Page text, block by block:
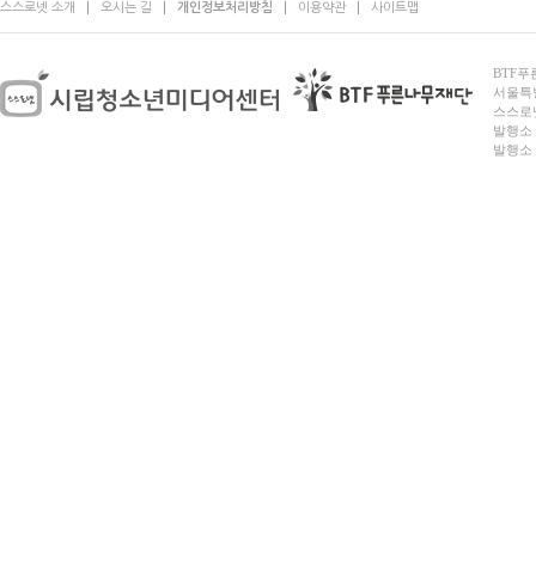
스스로넷 소개 오시는 길 개인정보처리방침 이용약관 사이트맵
BTF푸
서울
스스로
발행소
발행소